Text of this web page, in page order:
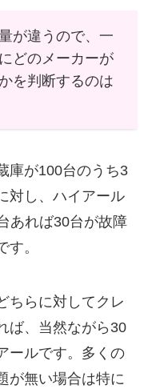
が違うので、一
どのメーカーが
を判断するのは
庫が100台のうち3
対し、ハイアール
あれば30台が故障
。
ちらに対してクレ
ば、当然ながら30
ールです。多くの
が無い場合は特に